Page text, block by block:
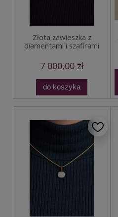
Złota zawieszka z
diamentami i szafirami
7 000,00 zł
do koszyka